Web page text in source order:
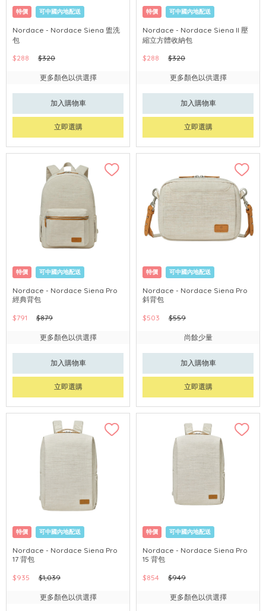
特價 可中國內地配送
Nordace - Nordace Siena 盥洗
包
$288
$320
更多顏色以供選擇
加入購物車
立即選購
特價 可中國內地配送
Nordace - Nordace Siena II 壓
縮立方體收納包
$288
$320
更多顏色以供選擇
加入購物車
立即選購
特價 可中國內地配送
Nordace - Nordace Siena Pro
經典背包
$791 $879
更多顏色以供選擇
加入購物車
立即選購
特價 可中國內地配送
Nordace - Nordace Siena Pro
斜背包
$503 $559
尚餘少量
加入購物車
立即選購
特價 可中國內地配送
Nordace - Nordace Siena Pro
17 背包
$935 $1,039
更多顏色以供選擇
特價 可中國內地配送
Nordace - Nordace Siena Pro
15 背包
$854 $949
更多顏色以供選擇